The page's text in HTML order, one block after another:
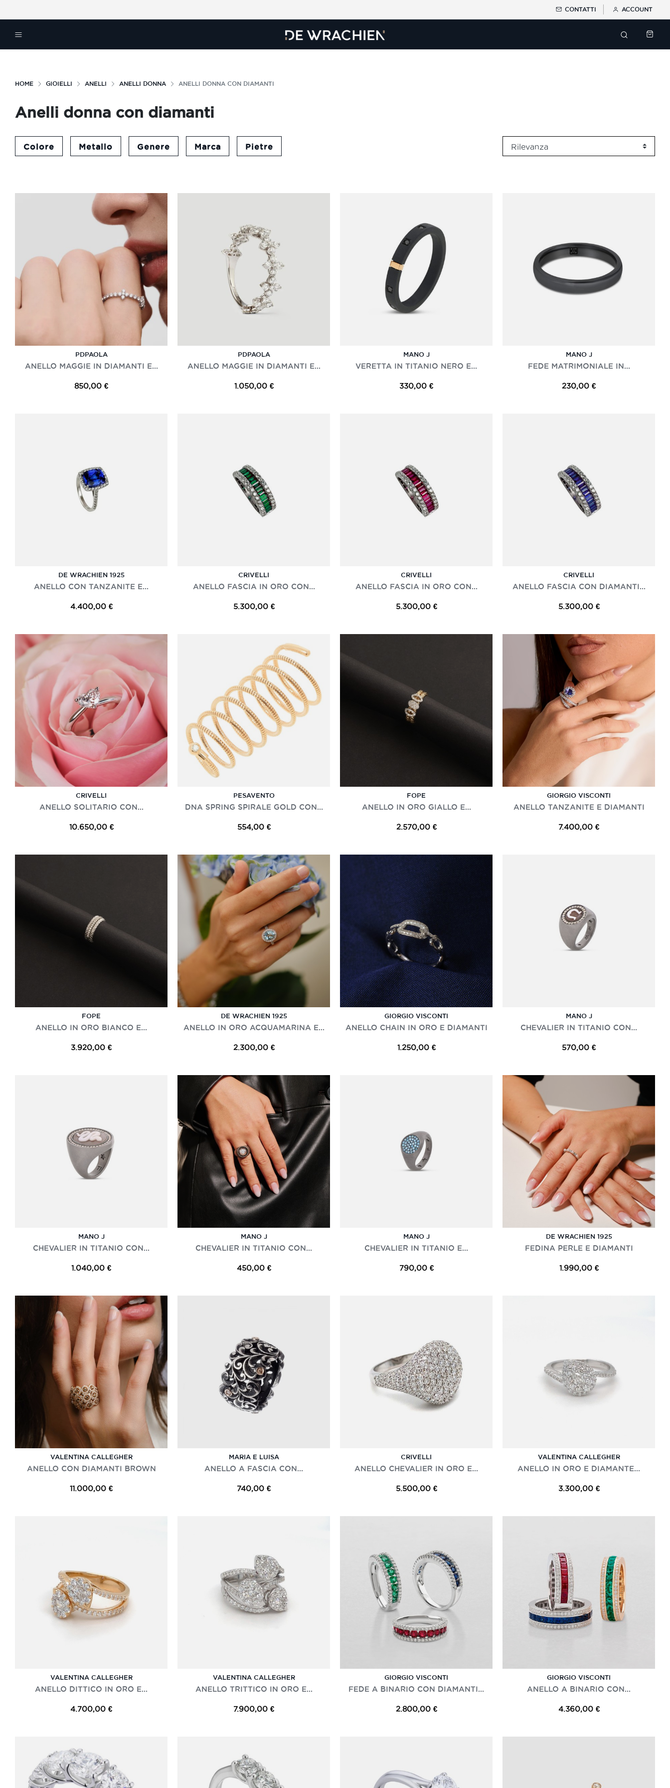
CONTATTI ACCOUNT
HOME GIOIELLI ANELLI ANELLI DONNA ANELLI DONNA CON DIAMANTI
Anelli donna con diamanti
Colore Metallo Genere Marca Pietre
PDPAOLA
ANELLO MAGGIE IN DIAMANTI E...
850,00 €
PDPAOLA
ANELLO MAGGIE IN DIAMANTI E...
1.050,00 €
MANO J
VERETTA IN TITANIO NERO E...
330,00 €
MANO J
FEDE MATRIMONIALE IN...
230,00 €
DE WRACHIEN 1925
ANELLO CON TANZANITE E...
4.400,00 €
CRIVELLI
ANELLO FASCIA IN ORO CON...
5.300,00 €
CRIVELLI
ANELLO FASCIA IN ORO CON...
5.300,00 €
CRIVELLI
ANELLO FASCIA CON DIAMANTI...
5.300,00 €
CRIVELLI
ANELLO SOLITARIO CON...
10.650,00 €
PESAVENTO
DNA SPRING SPIRALE GOLD CON...
554,00 €
FOPE
ANELLO IN ORO GIALLO E...
2.570,00 €
GIORGIO VISCONTI
ANELLO TANZANITE E DIAMANTI
7.400,00 €
FOPE
ANELLO IN ORO BIANCO E...
3.920,00 €
DE WRACHIEN 1925
ANELLO IN ORO ACQUAMARINA E...
2.300,00 €
GIORGIO VISCONTI
ANELLO CHAIN IN ORO E DIAMANTI
1.250,00 €
MANO J
CHEVALIER IN TITANIO CON...
570,00 €
MANO J
CHEVALIER IN TITANIO CON...
1.040,00 €
MANO J
CHEVALIER IN TITANIO CON...
450,00 €
MANO J
CHEVALIER IN TITANIO E...
790,00 €
DE WRACHIEN 1925
FEDINA PERLE E DIAMANTI
1.990,00 €
VALENTINA CALLEGHER
ANELLO CON DIAMANTI BROWN
11.000,00 €
MARIA E LUISA
ANELLO A FASCIA CON...
740,00 €
CRIVELLI
ANELLO CHEVALIER IN ORO E...
5.500,00 €
VALENTINA CALLEGHER
ANELLO IN ORO E DIAMANTE...
3.300,00 €
VALENTINA CALLEGHER
ANELLO DITTICO IN ORO E...
4.700,00 €
VALENTINA CALLEGHER
ANELLO TRITTICO IN ORO E...
7.900,00 €
GIORGIO VISCONTI
FEDE A BINARIO CON DIAMANTI...
2.800,00 €
GIORGIO VISCONTI
ANELLO A BINARIO CON...
4.360,00 €